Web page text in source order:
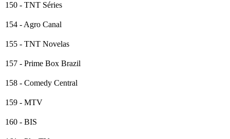
150 - TNT Séries
154 - Agro Canal
155 - TNT Novelas
157 - Prime Box Brazil
158 - Comedy Central
159 - MTV
160 - BIS